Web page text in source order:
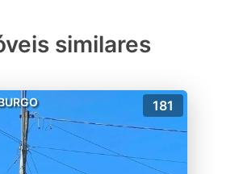
similares
181